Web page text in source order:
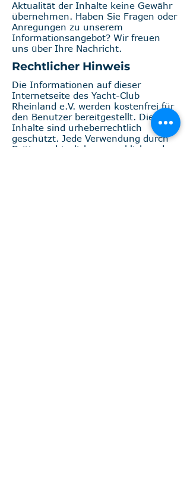
Aktualität der Inhalte keine Gewähr
übernehmen. Haben Sie Fragen oder
Anregungen zu unserem
Informationsangebot? Wir freuen
uns über Ihre Nachricht.
Rechtlicher Hinweis
Die Informationen auf dieser
Internetseite des Yacht-Club
Rheinland e.V. werden kostenfrei für
den Benutzer bereitgestellt. Die
Inhalte sind urheberrechtlich
geschützt. Jede Verwendung durch
Dritte und jegliche gewerbliche oder